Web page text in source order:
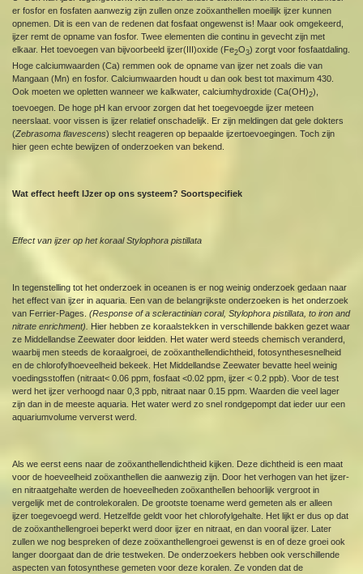
er fosfor en fosfaten aanwezig zijn zullen onze zoöxanthellen moeilijk ijzer kunnen
opnemen. Dit is een van de redenen dat fosfaat ongewenst is! Maar ook omgekeerd,
ijzer remt de opname van fosfor. Twee elementen die continu in gevecht zijn met
elkaar. Het toevoegen van bijvoorbeeld ijzer(III)oxide (Fe2O3) zorgt voor fosfaatdaling.
Hoge calciumwaarden (Ca) remmen ook de opname van ijzer net zoals die van
Mangaan (Mn) en fosfor. Calciumwaarden houdt u dan ook best tot maximum 430.
Ook moeten we opletten wanneer we kalkwater, calciumhydroxide (Ca(OH)2),
toevoegen. De hoge pH kan ervoor zorgen dat het toegevoegde ijzer meteen
neerslaat. voor vissen is ijzer relatief onschadelijk. Er zijn meldingen dat gele dokters
(Zebrasoma flavescens) slecht reageren op bepaalde ijzertoevoegingen. Toch zijn
hier geen echte bewijzen of onderzoeken van bekend.
Wat effect heeft IJzer op ons systeem? Soortspecifiek
Effect van ijzer op het koraal Stylophora pistillata
In tegenstelling tot het onderzoek in oceanen is er nog weinig onderzoek gedaan naar
het effect van ijzer in aquaria. Een van de belangrijkste onderzoeken is het onderzoek
van Ferrier-Pages.(Response of a scleractinian coral, Stylophora pistillata, to iron and
nitrate enrichment).
Hier hebben ze koraalstekken in verschillende bakken gezet waar
ze Middellandse Zeewater door leidden. Het water werd steeds chemisch veranderd,
waarbij men steeds de koraalgroei, de zoöxanthellendichtheid, fotosynthesesnelheid
en de chlorofylhoeveelheid bekeek. Het Middellandse Zeewater bevatte heel weinig
voedingsstoffen (nitraat< 0.06 ppm, fosfaat <0.02 ppm, ijzer < 0.2 ppb). Voor de test
werd het ijzer verhoogd naar 0,3 ppb, nitraat naar 0.15 ppm. Waarden die veel lager
zijn dan in de meeste aquaria. Het water werd zo snel rondgepompt dat ieder uur een
aquariumvolume ververst werd.
Als we eerst eens naar de zoöxanthellendichtheid kijken. Deze dichtheid is een maat
voor de hoeveelheid zoöxanthellen die aanwezig zijn. Door het verhogen van het ijzer-
en nitraatgehalte werden de hoeveelheden zoöxanthellen behoorlijk vergroot in
vergelijk met de controlekoralen. De grootste toename werd gemeten als er alleen
ijzer toegevoegd werd. Hetzelfde geldt voor het chlorofylgehalte. Het lijkt er dus op dat
de zoöxanthellengroei beperkt werd door ijzer en nitraat, en dan vooral ijzer. Later
zullen we nog bespreken of deze zoöxanthellengroei gewenst is en of deze groei ook
langer doorgaat dan de drie testweken. De onderzoekers hebben ook verschillende
aspecten van fotosynthese gemeten voor deze koralen. Ze vonden dat de